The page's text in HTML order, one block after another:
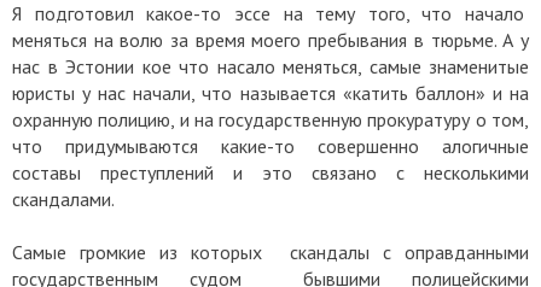
Я подготовил какое-то эссе на тему того, что начало
меняться на волю за время моего пребывания в тюрьме. А у
нас в Эстонии кое что насало меняться, самые знаменитые
юристы у нас начали, что называется «катить баллон» и на
охранную полицию, и на государственную прокуратуру о том,
что придумываются какие-то совершенно алогичные
составы преступлений и это связано с несколькими
скандалами.
Самые громкие из которых скандалы с оправданными
государственным судом бывшими полицейскими